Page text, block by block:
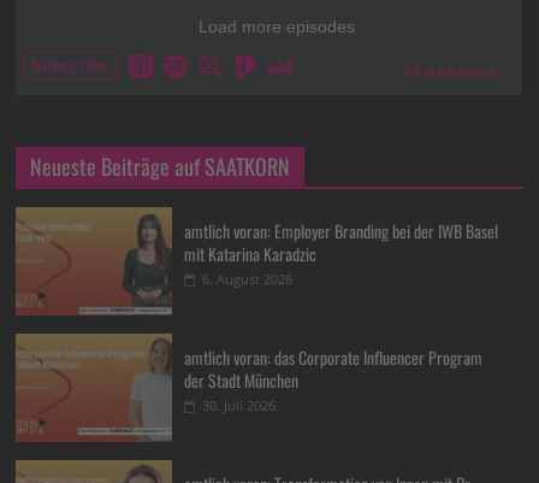
Neueste Beiträge auf SAATKORN
amtlich voran: Employer Branding bei der IWB Basel
mit Katarina Karadzic
6. August 2026
amtlich voran: das Corporate Influencer Program
der Stadt München
30. Juli 2026